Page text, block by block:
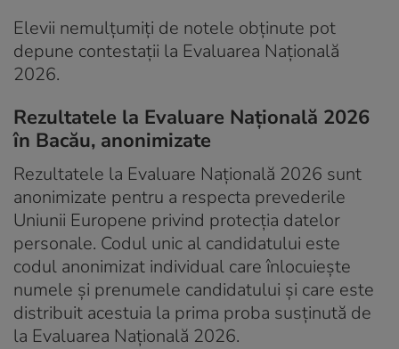
Elevii nemulțumiți de notele obținute pot
depune contestații la Evaluarea Națională
2026.
Rezultatele la Evaluare Națională 2026
în Bacău, anonimizate
Rezultatele la Evaluare Națională 2026 sunt
anonimizate pentru a respecta prevederile
Uniunii Europene privind protecția datelor
personale. Codul unic al candidatului este
codul anonimizat individual care înlocuiește
numele și prenumele candidatului și care este
distribuit acestuia la prima proba susținută de
la Evaluarea Națională 2026.